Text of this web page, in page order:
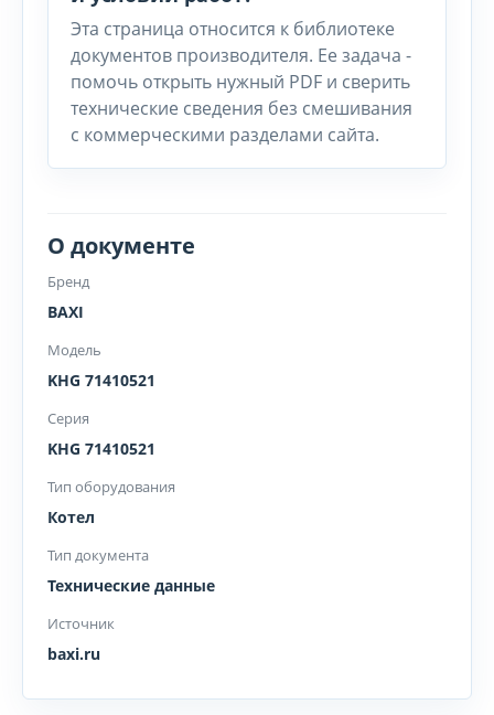
Эта страница относится к библиотеке
документов производителя. Ее задача -
помочь открыть нужный PDF и сверить
технические сведения без смешивания
с коммерческими разделами сайта.
О документе
Бренд
BAXI
Модель
KHG 71410521
Серия
KHG 71410521
Тип оборудования
Котел
Тип документа
Технические данные
Источник
baxi.ru